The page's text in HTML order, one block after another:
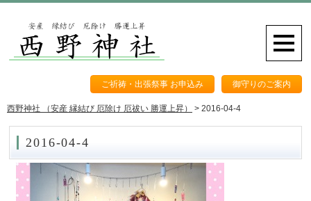
ご祈祷・出張祭事 お申込み 御守りのご案内
西野神社 （安産 縁結び 厄除け 厄祓い 勝運上昇） > 2016-04-4
2016-04-4